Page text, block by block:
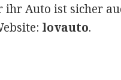
ihr Auto ist sicher
lovauto.